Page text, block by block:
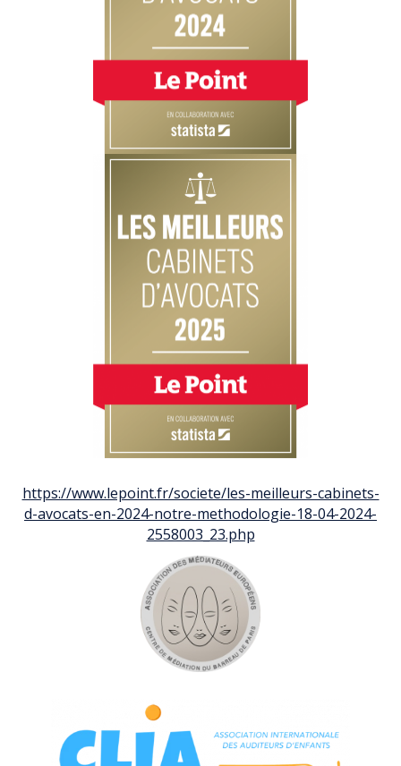
https://www.lepoint.fr/societe/les-meilleurs-cabinets-
d-avocats-en-2024-notre-methodologie-18-04-2024-
2558003_23.php